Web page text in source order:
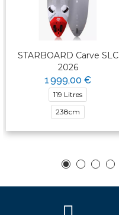
STARBOARD Carve SLC
2026
1 999,00 €
119 Litres
238cm